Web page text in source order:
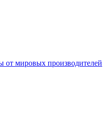
от мировых производителей